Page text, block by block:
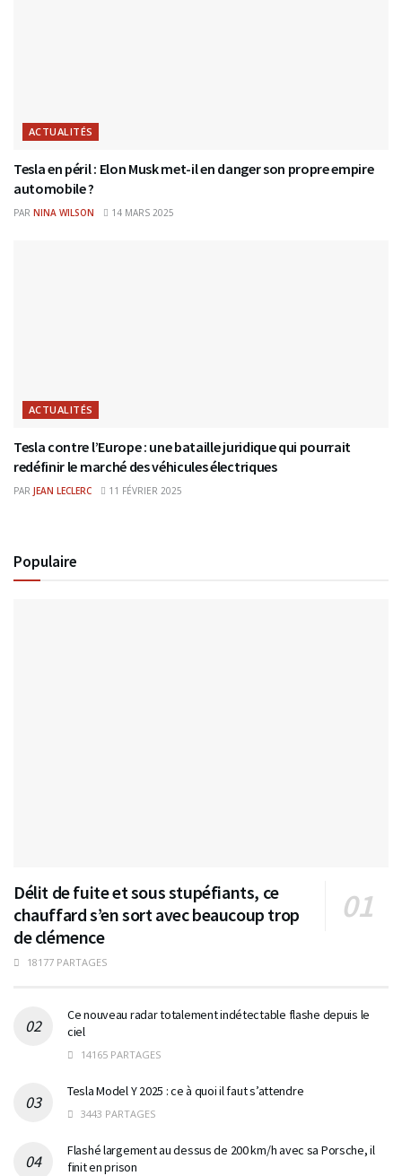
ACTUALITÉS
Tesla en péril : Elon Musk met-il en danger son propre empire
automobile ?
PAR NINA WILSON 14 MARS 2025
ACTUALITÉS
Tesla contre l’Europe : une bataille juridique qui pourrait
redéfinir le marché des véhicules électriques
PAR JEAN LECLERC 11 FÉVRIER 2025
Populaire
Délit de fuite et sous stupéfiants, ce
chauffard s’en sort avec beaucoup trop
de clémence
18177 PARTAGES
Ce nouveau radar totalement indétectable flashe depuis le
ciel
14165 PARTAGES
Tesla Model Y 2025 : ce à quoi il faut s’attendre
3443 PARTAGES
Flashé largement au dessus de 200 km/h avec sa Porsche, il
finit en prison